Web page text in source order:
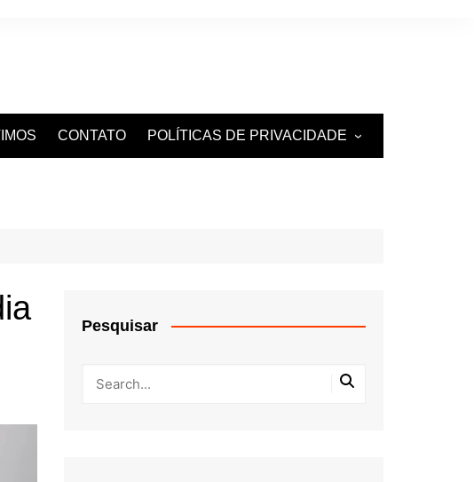
CONTATO POLÍTICAS DE PRIVACIDADE
Pesquisar